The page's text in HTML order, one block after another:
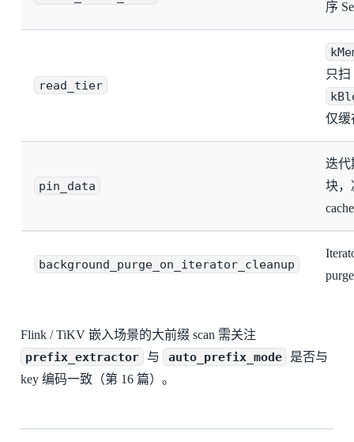
序
read_tier
只扫
仅缓
pin_data
迭代
块，
cache
background_purge_on_iterator_cleanup
Flink / TiKV 嵌入场景的大前缀 scan 需关注
prefix_extractor 与 auto_prefix_mode
是否与
key 编码一致（第 16 篇）。